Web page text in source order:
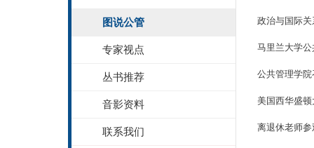
图说公管
专家视点
丛书推荐
音影资料
联系我们
政治与国际
马里兰大学
公共管理学
美国西华盛
离退休老师